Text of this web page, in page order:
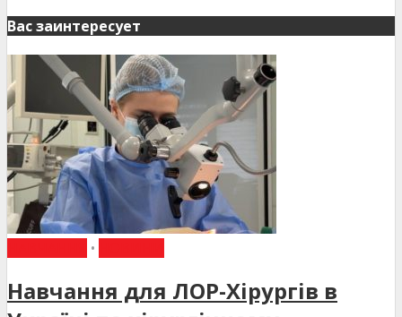
Вас заинтересует
•
Навчання для ЛОР-Хірургів в